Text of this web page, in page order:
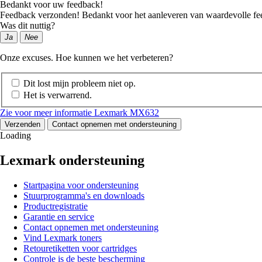
Bedankt voor uw feedback!
Feedback verzonden! Bedankt voor het aanleveren van waardevolle
Was dit nuttig?
Ja Nee
Onze excuses. Hoe kunnen we het verbeteren?
Dit lost mijn probleem niet op.
Het is verwarrend.
Zie voor meer informatie Lexmark MX632
Verzenden Contact opnemen met ondersteuning
Loading
Lexmark ondersteuning
Startpagina voor ondersteuning
Stuurprogramma's en downloads
Productregistratie
Garantie en service
Contact opnemen met ondersteuning
Vind Lexmark toners
Retouretiketten voor cartridges
Controle is de beste bescherming